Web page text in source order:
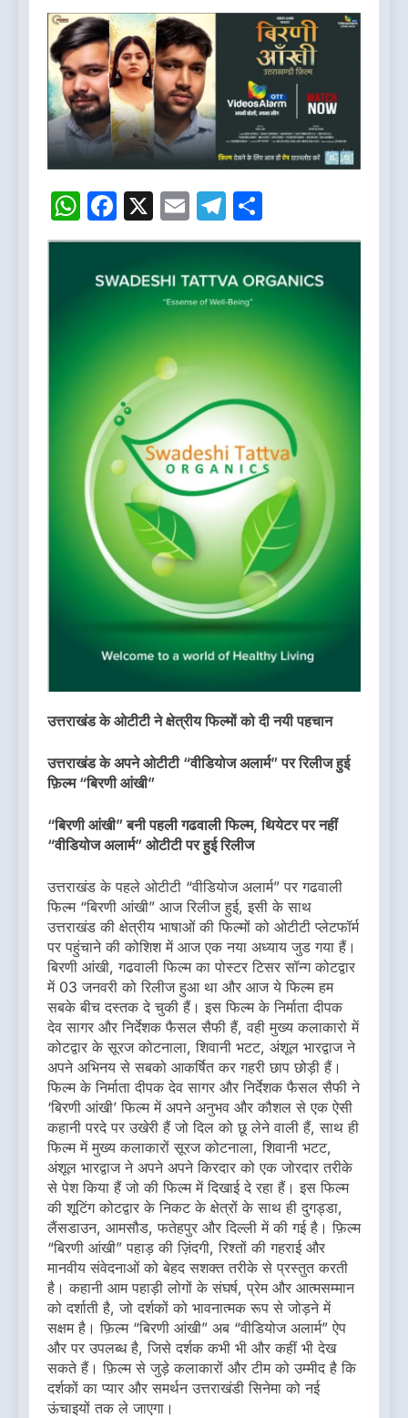
WhatsApp
Facebook
X EmailTelegram
उत्तराखंड के ओटीटी ने क्षेत्रीय फिल्मों को दी नयी पहचान
उत्तराखंड के अपने ओटीटी “वीडियोज अलार्म” पर रिलीज हुई
फ़िल्म “बिरणी आंखी”
“बिरणी आंखी” बनी पहली गढवाली फिल्म, थियेटर पर नहीं
“वीडियोज अलार्म” ओटीटी पर हुई रिलीज
उत्तराखंड के पहले ओटीटी “वीडियोज अलार्म” पर गढवाली
फिल्म “बिरणी आंखी” आज रिलीज हुई, इसी के साथ
उत्तराखंड की क्षेत्रीय भाषाओं की फिल्मों को ओटीटी प्लेटफॉर्म
पर पहुंचाने की कोशिश में आज एक नया अध्याय जुड गया हैं।
बिरणी आंखी, गढवाली फिल्म का पोस्टर टिसर सॉन्ग कोटद्वार
में 03 जनवरी को रिलीज हुआ था और आज ये फिल्म हम
सबके बीच दस्तक दे चुकी हैं। इस फिल्म के निर्माता दीपक
देव सागर और निर्देशक फैसल सैफी हैं, वही मुख्य कलाकारो में
कोटद्वार के सूरज कोटनाला, शिवानी भटट, अंशूल भारद्वाज ने
अपने अभिनय से सबको आकर्षित कर गहरी छाप छोड़ी हैं।
फिल्म के निर्माता दीपक देव सागर और निर्देशक फैसल सैफी ने
‘बिरणी आंखी’ फिल्म में अपने अनुभव और कौशल से एक ऐसी
कहानी परदे पर उखेरी हैं जो दिल को छू लेने वाली हैं, साथ ही
फिल्म में मुख्य कलाकारों सूरज कोटनाला, शिवानी भटट,
अंशूल भारद्वाज ने अपने अपने किरदार को एक जोरदार तरीके
से पेश किया हैं जो की फिल्म में दिखाई दे रहा हैं। इस फिल्म
की शूटिंग कोटद्वार के निकट के क्षेत्रों के साथ ही दुगड्डा,
लैंसडाउन, आमसौड, फतेहपुर और दिल्ली में की गई है। फ़िल्म
“बिरणी आंखी” पहाड़ की ज़िंदगी, रिश्तों की गहराई और
मानवीय संवेदनाओं को बेहद सशक्त तरीके से प्रस्तुत करती
है। कहानी आम पहाड़ी लोगों के संघर्ष, प्रेम और आत्मसम्मान
को दर्शाती है, जो दर्शकों को भावनात्मक रूप से जोड़ने में
सक्षम है। फ़िल्म “बिरणी आंखी” अब “वीडियोज अलार्म” ऐप
और पर उपलब्ध है, जिसे दर्शक कभी भी और कहीं भी देख
सकते हैं। फ़िल्म से जुड़े कलाकारों और टीम को उम्मीद है कि
दर्शकों का प्यार और समर्थन उत्तराखंडी सिनेमा को नई
ऊंचाइयों तक ले जाएगा।